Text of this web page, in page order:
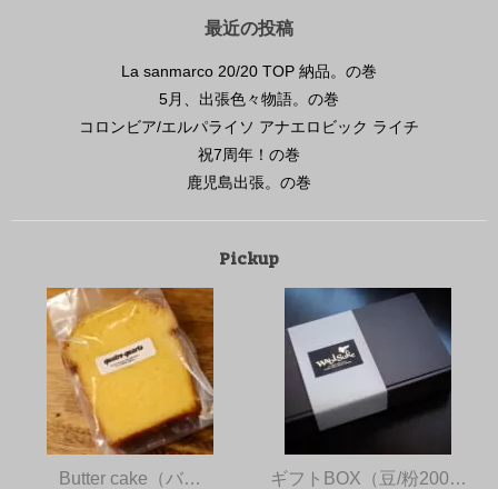
最近の投稿
La sanmarco 20/20 TOP 納品。の巻
5月、出張色々物語。の巻
コロンビア/エルパライソ アナエロビック ライチ
祝7周年！の巻
鹿児島出張。の巻
Pickup
Butter cake（バ… ギフトBOX（豆/粉200…